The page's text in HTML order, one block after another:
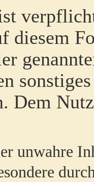
diesem
Dem
unwahre